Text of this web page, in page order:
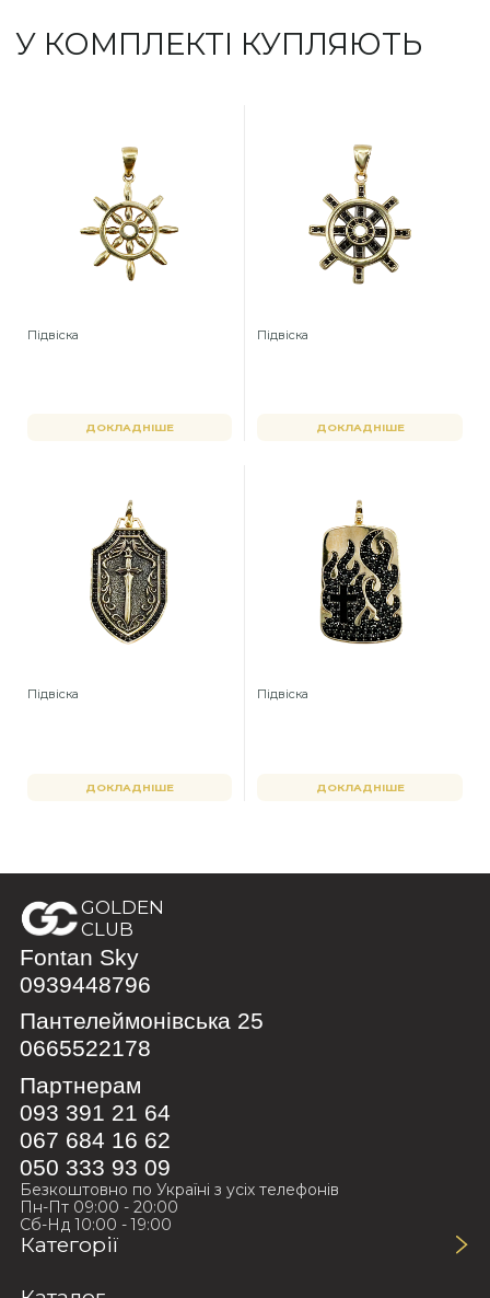
У КОМПЛЕКТІ КУПЛЯЮТЬ
Підвіска
ДОКЛАДНІШЕ
Підвіска
ДОКЛАДНІШЕ
Підвіска
ДОКЛАДНІШЕ
Підвіска
ДОКЛАДНІШЕ
GOLDEN
CLUB
Fontan Sky
0939448796
Пантелеймонівська 25
0665522178
Партнерам
093 391 21 64
067 684 16 62
050 333 93 09
Безкоштовно по Україні з усіх телефонів
Пн-Пт 09:00 - 20:00
Сб-Нд 10:00 - 19:00
Категорії